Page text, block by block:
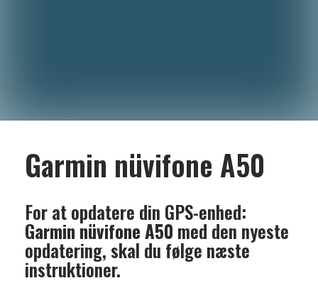
Garmin nüvifone A50
For at opdatere din GPS-enhed:
Garmin nüvifone A50 med den nyeste
opdatering, skal du følge næste
instruktioner.